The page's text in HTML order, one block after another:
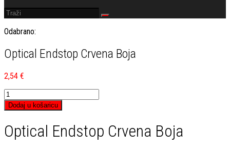
Odabrano:
Optical Endstop Crvena Boja
2,54 €
Optical
Endstop
Crvena
količina
Dodaj u košaricu
Optical Endstop Crvena Boja